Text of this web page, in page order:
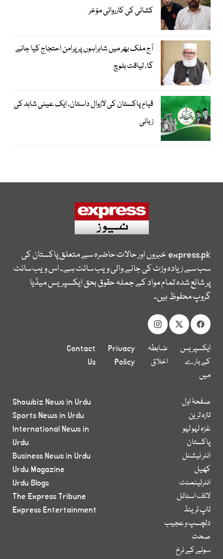
کشائی کی کارروائی مؤخر
آج ملک بھر میں شاہراہوں پر پرامن احتجاج کیا جائے
گا، لیاقت بلوچ
قیامِ پاکستان کی لازوال داستان، ایک عینی شاہد کی
زبانی
express.pkخبروں اور حالات حاضرہ سے متعلق پاکستان کی
سب سے زیادہ وزٹ کی جانے والی ویب سائٹ ہے۔ اس ویب سائٹ
پر شائع شدہ تمام مواد کے جملہ حقوق بحق ایکسپریس میڈیا
گروپ محفوظ ہیں۔
ایکسپریس
کے بارے
میں
ضابطہ
اخلاق
Privacy
Policy
Contact
Us
صفحۂ اول
تازہ ترین
غزہ لہو لہو
پاکستان
انٹر نیشنل
کھیل
انٹرٹینمنٹ
لائف اسٹائل
ٹاپ ٹرینڈ
دلچسپ و عجیب
صحت
سونے کے نرخ
Showbiz News in Urdu
Sports News in Urdu
International News in
Urdu
Business News in Urdu
Urdu Magazine
Urdu Blogs
The Express Tribune
Express Entertainment